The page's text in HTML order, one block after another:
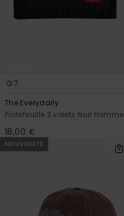
7
The Everydaily
Portefeuille 3 volets Noir Homme
18,00 €
NOUVEAUTÉ